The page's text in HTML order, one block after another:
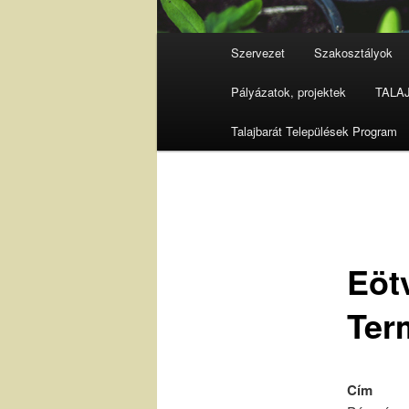
Szervezet Szakosztályok
Pályázatok, projektek
Talajbarát Települések Program
Cím